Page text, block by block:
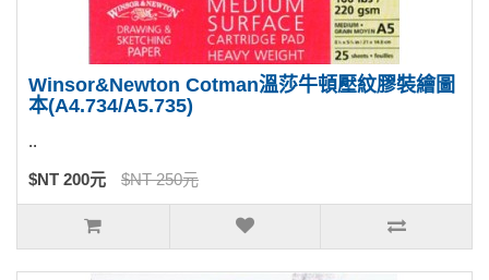
Winsor&Newton Cotman溫莎牛頓壓紋膠裝繪圖
本(A4.734/A5.735)
..
$NT 200元 $NT 250元